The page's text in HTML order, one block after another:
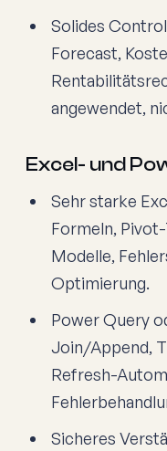
Solides
Forecast,
angewendet,
Excel- und
Sehr starke
Formeln,
Modelle,
Optimierung.
Power Query
Join/Append,
Refresh-
Sicheres